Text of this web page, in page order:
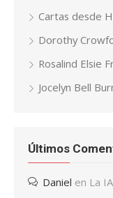
Cartas desde
Dorothy
Rosalind Elsie
Jocelyn Bell
Últimos
Daniel en La